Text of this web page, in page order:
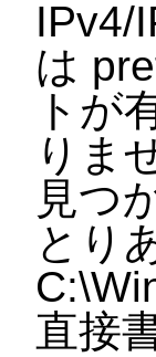
IPv4/
は
トが
りま
見つ
とり
直接